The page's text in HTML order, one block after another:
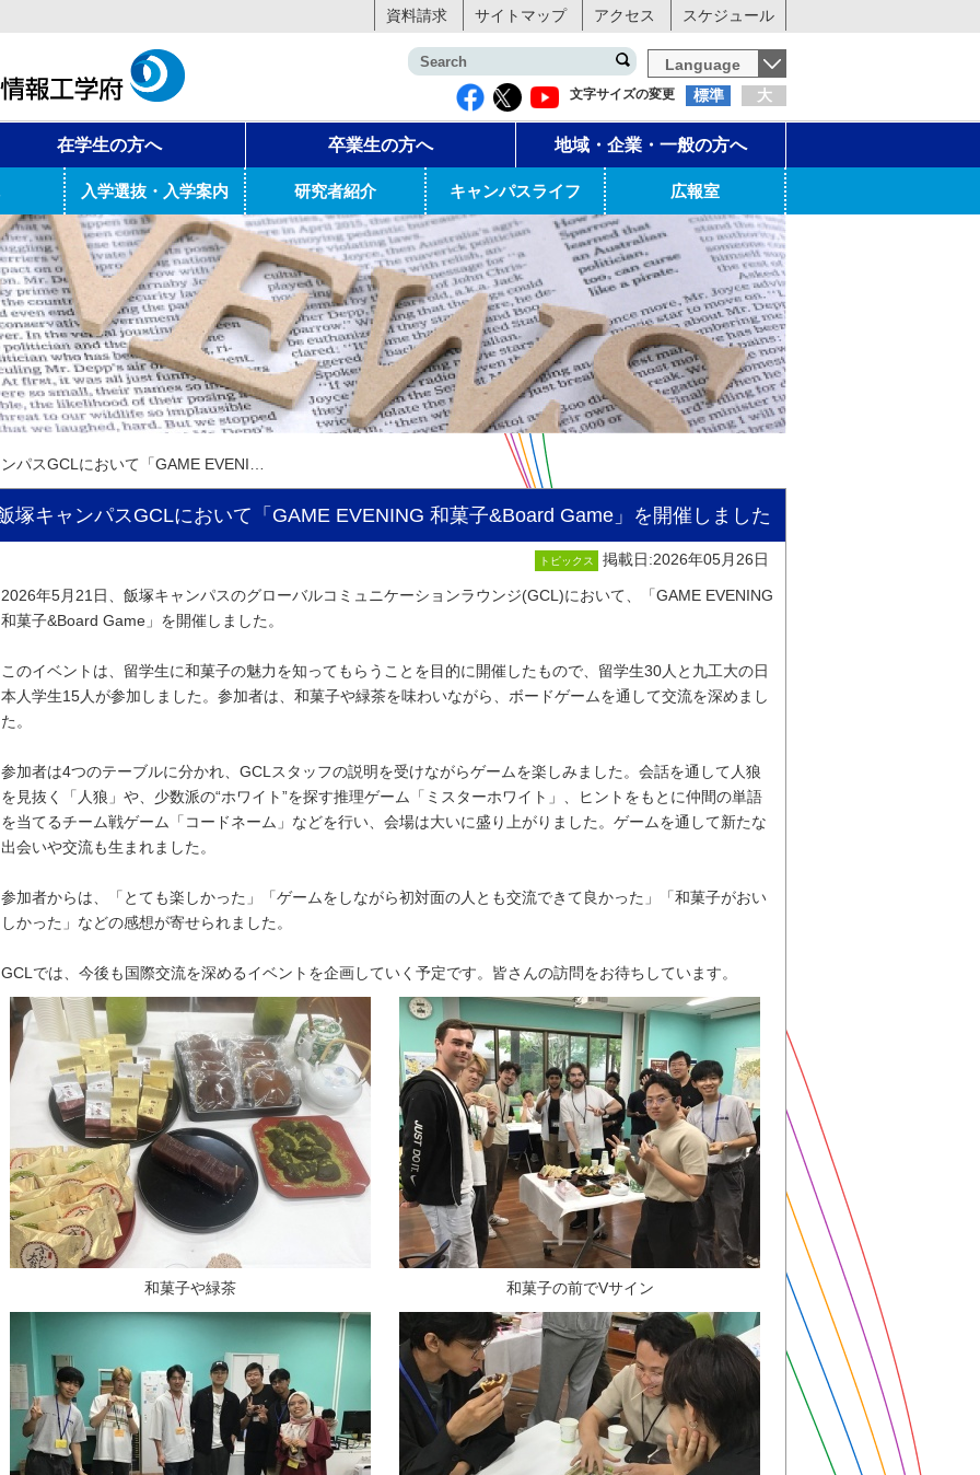
資料請求 サイトマップ アクセス スケジュール
Language
文字サイズの変更 標準 大
在学生の方へ 卒業生の方へ 地域・企業・一般の方へ
入学選抜・入学案内 研究者紹介 キャンパスライフ 広報室
飯塚キャンパスGCLにおいて「GAME EVENING 和菓子&Board Game」を開催しました
塚キャンパスGCLにおいて「GAME EVENING 和菓子&Board Game」を開催しました
トピックス 掲載日:2026年05月26日
2026年5月21日、飯塚キャンパスのグローバルコミュニケーションラウンジ(GCL)において、「GAME EVENING
和菓子&Board Game」を開催しました。
このイベントは、留学生に和菓子の魅力を知ってもらうことを目的に開催したもので、留学生30人と九工大の日
本人学生15人が参加しました。参加者は、和菓子や緑茶を味わいながら、ボードゲームを通して交流を深めまし
た。
参加者は4つのテーブルに分かれ、GCLスタッフの説明を受けながらゲームを楽しみました。会話を通して人狼
を見抜く「人狼」や、少数派の“ホワイト”を探す推理ゲーム「ミスターホワイト」、ヒントをもとに仲間の単語
を当てるチーム戦ゲーム「コードネーム」などを行い、会場は大いに盛り上がりました。ゲームを通して新たな
出会いや交流も生まれました。
参加者からは、「とても楽しかった」「ゲームをしながら初対面の人とも交流できて良かった」「和菓子がおい
しかった」などの感想が寄せられました。
GCLでは、今後も国際交流を深めるイベントを企画していく予定です。皆さんの訪問をお待ちしています。
和菓子や緑茶 和菓子の前でVサイン